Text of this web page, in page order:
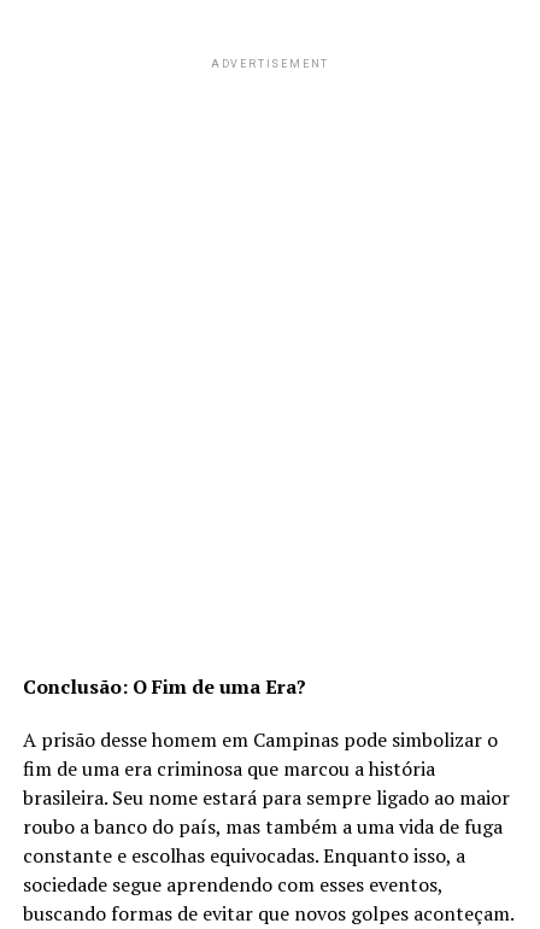
ADVERTISEMENT
Conclusão: O Fim de uma Era?
A prisão desse homem em Campinas pode simbolizar o
fim de uma era criminosa que marcou a história
brasileira. Seu nome estará para sempre ligado ao maior
roubo a banco do país, mas também a uma vida de fuga
constante e escolhas equivocadas. Enquanto isso, a
sociedade segue aprendendo com esses eventos,
buscando formas de evitar que novos golpes aconteçam.